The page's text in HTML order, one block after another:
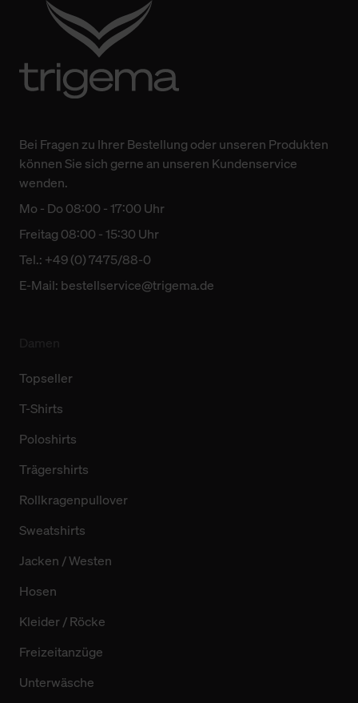
Bei Fragen zu Ihrer Bestellung oder unseren Produkten
können Sie sich gerne an unseren Kundenservice
wenden.
Mo - Do 08:00 - 17:00 Uhr
Freitag 08:00 - 15:30 Uhr
Tel.: +49 (0) 7475/88-0
E-Mail: bestellservice@trigema.de
Topseller
T-Shirts
Poloshirts
Trägershirts
Rollkragenpullover
Sweatshirts
Jacken / Westen
Hosen
Kleider / Röcke
Freizeitanzüge
Unterwäsche